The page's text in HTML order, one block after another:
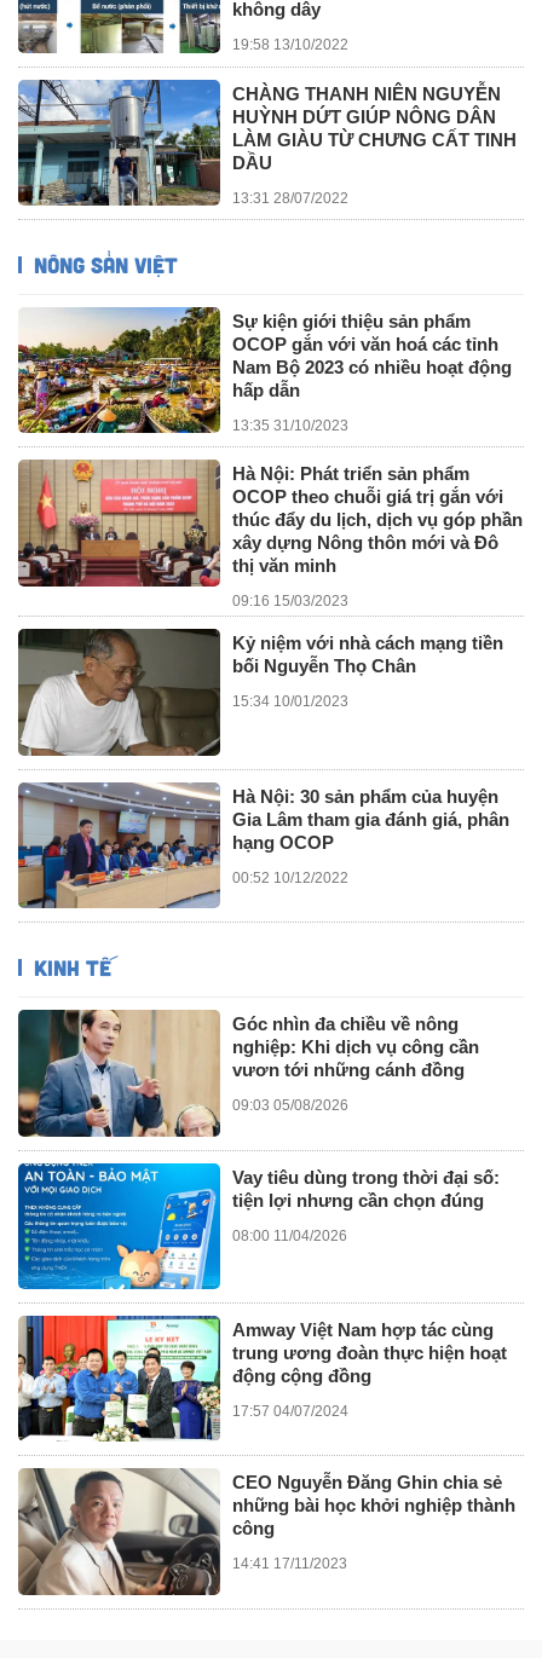
không dây
19:58 13/10/2022
CHÀNG THANH NIÊN NGUYỄN
HUỲNH DỨT GIÚP NÔNG DÂN
LÀM GIÀU TỪ CHƯNG CẤT TINH
DẦU
13:31 28/07/2022
NÔNG SẢN VIỆT
Sự kiện giới thiệu sản phẩm
OCOP gắn với văn hoá các tỉnh
Nam Bộ 2023 có nhiều hoạt động
hấp dẫn
13:35 31/10/2023
Hà Nội: Phát triển sản phẩm
OCOP theo chuỗi giá trị gắn với
thúc đẩy du lịch, dịch vụ góp phần
xây dựng Nông thôn mới và Đô
thị văn minh
09:16 15/03/2023
Kỷ niệm với nhà cách mạng tiền
bối Nguyễn Thọ Chân
15:34 10/01/2023
Hà Nội: 30 sản phẩm của huyện
Gia Lâm tham gia đánh giá, phân
hạng OCOP
00:52 10/12/2022
KINH TẾ
Góc nhìn đa chiều về nông
nghiệp: Khi dịch vụ công cần
vươn tới những cánh đồng
09:03 05/08/2026
Vay tiêu dùng trong thời đại số:
tiện lợi nhưng cần chọn đúng
08:00 11/04/2026
Amway Việt Nam hợp tác cùng
trung ương đoàn thực hiện hoạt
động cộng đồng
17:57 04/07/2024
CEO Nguyễn Đăng Ghin chia sẻ
những bài học khởi nghiệp thành
công
14:41 17/11/2023